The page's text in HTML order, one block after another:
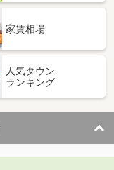
家賃相場
人気タウン
ランキング